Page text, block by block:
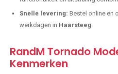
Snelle levering: Bestel online en
werkdagen in Haarsteeg
RandM Tornado
Kenmerken